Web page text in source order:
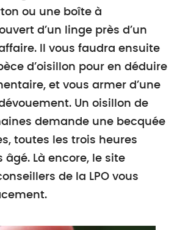
ou une boîte à
d’un linge près d’un
Il vous faudra ensuite
d’oisillon pour en déduire
et vous armer d’une
Un oisillon de
demande une becquée
toutes les trois heures
âgé. Là encore, le site
de la LPO vous